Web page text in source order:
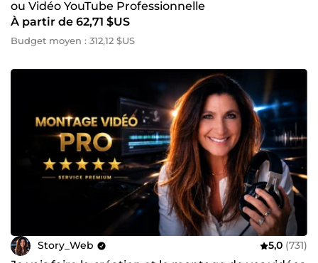
ou Vidéo YouTube Professionnelle
À partir de 62,71 $US
Budget moyen : 312,12 $US
Story_Web 5,0 (731)